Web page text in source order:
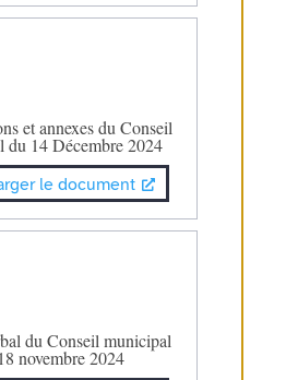
et annexes du Conseil
du 14 Décembre 2024
le document
du Conseil municipal
novembre 2024